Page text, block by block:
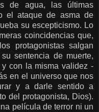
de agua, las últimas
el ataque de asma de
su escepticismo. Lo
coincidencias que,
protagonistas salgan
sentencia de muerte,
con la misma validez -
en el universo que nos
y a darle sentido a
del protagonista, Dios).
película de terror ni un